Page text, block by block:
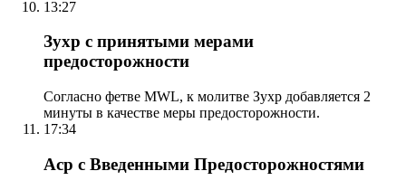
13:27
Зухр с принятыми мерами
предосторожности
Согласно фетве MWL, к молитве Зухр добавляется 2
минуты в качестве меры предосторожности.
17:34
Аср с Введенными Предосторожностями